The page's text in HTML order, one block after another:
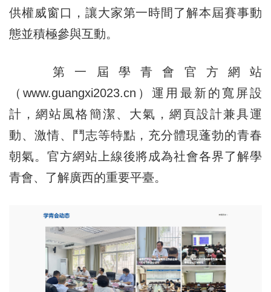
供權威窗口，讓大家第一時間了解本屆賽事動
態並積極參與互動。
第一屆學青會官方網站
（www.guangxi2023.cn）運用最新的寬屏設
計，網站風格簡潔、大氣，網頁設計兼具運
動、激情、鬥志等特點，充分體現蓬勃的青春
朝氣。官方網站上線後將成為社會各界了解學
青會、了解廣西的重要平臺。